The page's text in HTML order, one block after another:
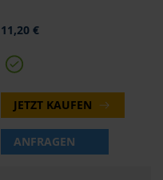
11,20 €
JETZT KAUFEN
ANFRAGEN